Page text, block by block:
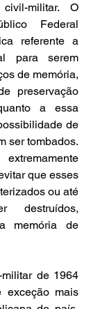
militar. O
Federal
referente a
para serem
de memória,
preservação
a essa
de
ser tombados.
que esses
ou até
destruídos,
memória de
de 1964
exceção mais